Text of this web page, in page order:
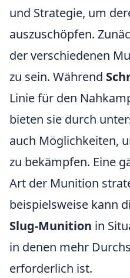
und Strategie, um
auszuschöpfen.
der verschiedenen
zu sein. Während
Linie für den
bieten sie durch
auch Möglichkeiten,
zu bekämpfen. Eine
Art der Munition
beispielsweise kann
Slug-Munition in
in denen mehr
erforderlich ist.